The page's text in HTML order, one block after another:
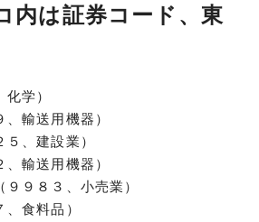
内は証券コード、東
学）
輸送用機器）
、建設業）
輸送用機器）
９８３、小売業）
食料品）